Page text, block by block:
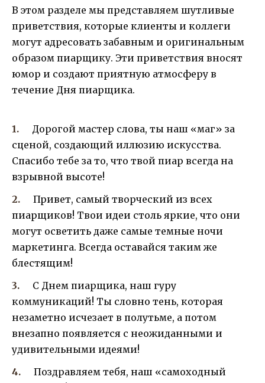
В этом разделе мы представляем шутливые
приветствия, которые клиенты и коллеги
могут адресовать забавным и оригинальным
образом пиарщику. Эти приветствия вносят
юмор и создают приятную атмосферу в
течение Дня пиарщика.
Дорогой мастер слова, ты наш «маг» за
сценой, создающий иллюзию искусства.
Спасибо тебе за то, что твой пиар всегда на
взрывной высоте!
Привет, самый творческий из всех
пиарщиков! Твои идеи столь яркие, что они
могут осветить даже самые темные ночи
маркетинга. Всегда оставайся таким же
блестящим!
С Днем пиарщика, наш гуру
коммуникаций! Ты словно тень, которая
незаметно исчезает в полутьме, а потом
внезапно появляется с неожиданными и
удивительными идеями!
Поздравляем тебя, наш «самоходный